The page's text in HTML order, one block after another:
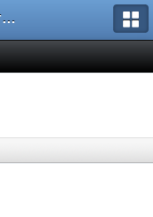
Форум игрового проекта Riverrise